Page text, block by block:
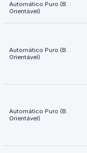
Automático Puro (B.
Orientável)
Automático Puro (B.
Orientável)
Automático Puro (B.
Orientável)